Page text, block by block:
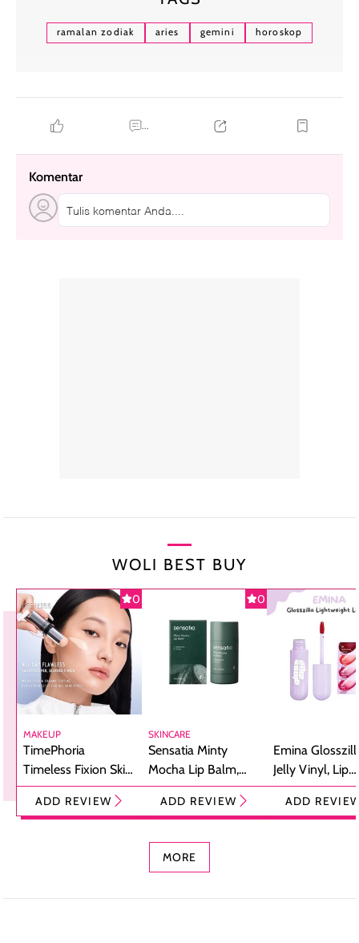
ramalan zodiak aries gemini horoskop
...
Komentar
Tulis komentar Anda....
WOLI BEST BUY
0
MAKEUP
TimePhoria
Timeless Fixion Skin
Tint Stick,
Foundation dan
ADD REVIEW
0
SKINCARE
Sensatia Minty
Mocha Lip Balm,
Pelembap Bibir
dengan Aroma
ADD REVIEW
Emina
Jelly Vinyl, Lip
Cream Glossy
Ringan
ADD
MORE